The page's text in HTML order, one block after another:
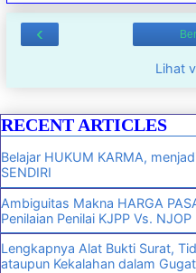
‹
Lihat
RECENT ARTICLES
Belajar HUKUM KARMA,
SENDIRI
Ambiguitas Makna HARGA
Penilaian Penilai KJPP Vs. NJOP
Lengkapnya Alat Bukti Surat,
ataupun Kekalahan dalam